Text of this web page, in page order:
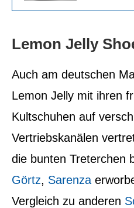
Lemon Jelly
Auch am deutschen
Lemon Jelly mit ihren
Kultschuhen auf
Vertriebskanälen
die bunten Treterchen
Görtz, Sarenza
Vergleich zu anderen